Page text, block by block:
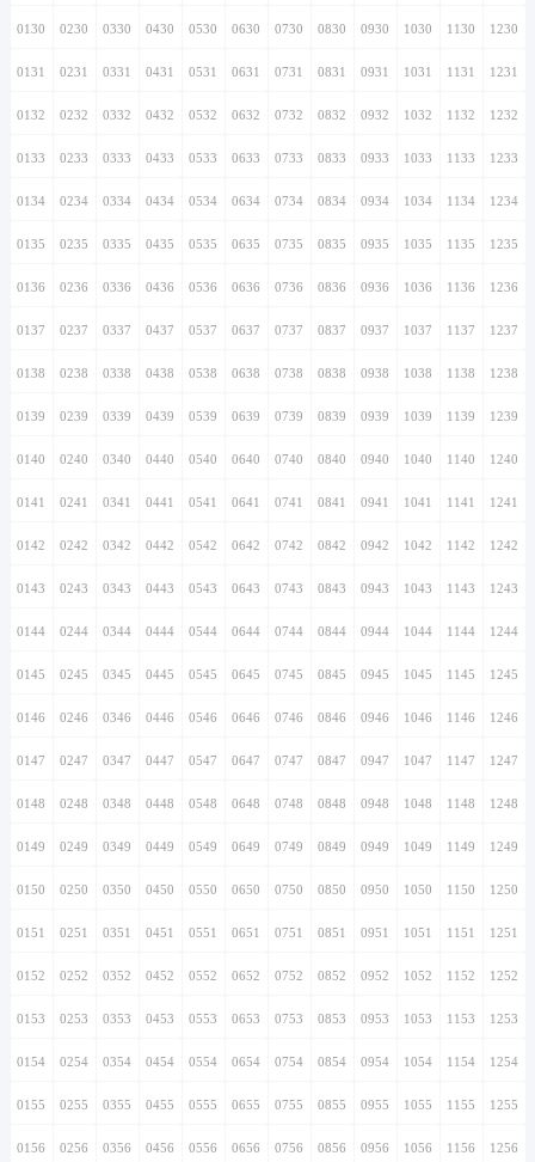
0130 0230 0330 0430 0530 0630 0730 0830 0930 1030 1130 1230
0131 0231 0331 0431 0531 0631 0731 0831 0931 1031 1131 1231
0132 0232 0332 0432 0532 0632 0732 0832 0932 1032 1132 1232
0133 0233 0333 0433 0533 0633 0733 0833 0933 1033 1133 1233
0134 0234 0334 0434 0534 0634 0734 0834 0934 1034 1134 1234
0135 0235 0335 0435 0535 0635 0735 0835 0935 1035 1135 1235
0136 0236 0336 0436 0536 0636 0736 0836 0936 1036 1136 1236
0137 0237 0337 0437 0537 0637 0737 0837 0937 1037 1137 1237
0138 0238 0338 0438 0538 0638 0738 0838 0938 1038 1138 1238
0139 0239 0339 0439 0539 0639 0739 0839 0939 1039 1139 1239
0140 0240 0340 0440 0540 0640 0740 0840 0940 1040 1140 1240
0141 0241 0341 0441 0541 0641 0741 0841 0941 1041 1141 1241
0142 0242 0342 0442 0542 0642 0742 0842 0942 1042 1142 1242
0143 0243 0343 0443 0543 0643 0743 0843 0943 1043 1143 1243
0144 0244 0344 0444 0544 0644 0744 0844 0944 1044 1144 1244
0145 0245 0345 0445 0545 0645 0745 0845 0945 1045 1145 1245
0146 0246 0346 0446 0546 0646 0746 0846 0946 1046 1146 1246
0147 0247 0347 0447 0547 0647 0747 0847 0947 1047 1147 1247
0148 0248 0348 0448 0548 0648 0748 0848 0948 1048 1148 1248
0149 0249 0349 0449 0549 0649 0749 0849 0949 1049 1149 1249
0150 0250 0350 0450 0550 0650 0750 0850 0950 1050 1150 1250
0151 0251 0351 0451 0551 0651 0751 0851 0951 1051 1151 1251
0152 0252 0352 0452 0552 0652 0752 0852 0952 1052 1152 1252
0153 0253 0353 0453 0553 0653 0753 0853 0953 1053 1153 1253
0154 0254 0354 0454 0554 0654 0754 0854 0954 1054 1154 1254
0155 0255 0355 0455 0555 0655 0755 0855 0955 1055 1155 1255
0156 0256 0356 0456 0556 0656 0756 0856 0956 1056 1156 1256